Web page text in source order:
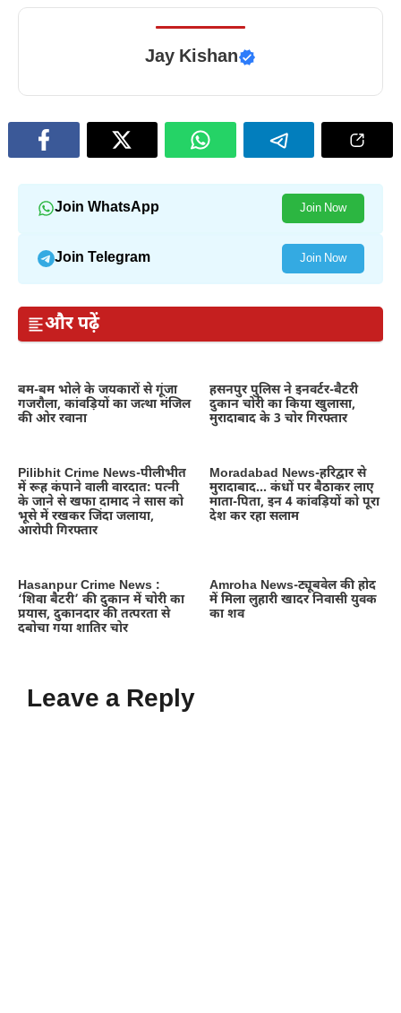
Jay Kishan
Join WhatsApp Join Now
Join Telegram Join Now
और पढ़ें
बम-बम भोले के जयकारों से गूंजा
गजरौला, कांवड़ियों का जत्था मंजिल
की ओर रवाना
हसनपुर पुलिस ने इनवर्टर-बैटरी
दुकान चोरी का किया खुलासा,
मुरादाबाद के 3 चोर गिरफ्तार
Pilibhit Crime News-पीलीभीत
में रूह कंपाने वाली वारदात: पत्नी
के जाने से खफा दामाद ने सास को
भूसे में रखकर जिंदा जलाया,
आरोपी गिरफ्तार
Moradabad News-हरिद्वार से
मुरादाबाद… कंधों पर बैठाकर लाए
माता-पिता, इन 4 कांवड़ियों को पूरा
देश कर रहा सलाम
Hasanpur Crime News :
‘शिवा बैटरी’ की दुकान में चोरी का
प्रयास, दुकानदार की तत्परता से
दबोचा गया शातिर चोर
Amroha News-ट्यूबवेल की होद
में मिला लुहारी खादर निवासी युवक
का शव
Leave a Reply